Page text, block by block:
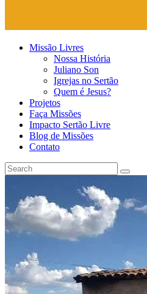
Missão Livres
Nossa História
Juliano Son
Igrejas no Sertão
Quem é Jesus?
Projetos
Faça Missões
Impacto Sertão Livre
Blog de Missões
Contato